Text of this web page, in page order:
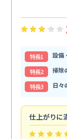
特⻑1
設備
特⻑2
掃除
特⻑3
日々
仕上がりに